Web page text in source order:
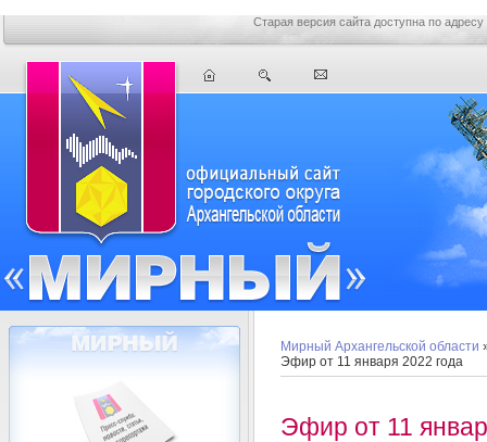
Старая версия сайта доступна по адресу
Мирный Архангельской области
Эфир от 11 января 2022 года
Эфир от 11